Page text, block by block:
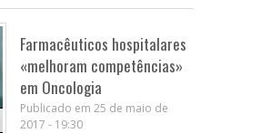
Farmacêuticos hospitalares
«melhoram competências»
em Oncologia
Publicado em 25 de maio de
2017 - 19:30